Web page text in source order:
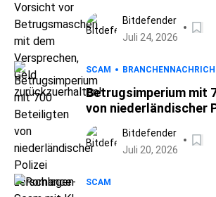
Betrugsmaschen mit
Versprechen, Geld
zurückzuerhalten!
Bitdefender
Juli 24, 2026
SCAM
Betrugsimperium mit
von niederländischer
zerschlagen
Bitdefender
Juli 20, 2026
SCAM